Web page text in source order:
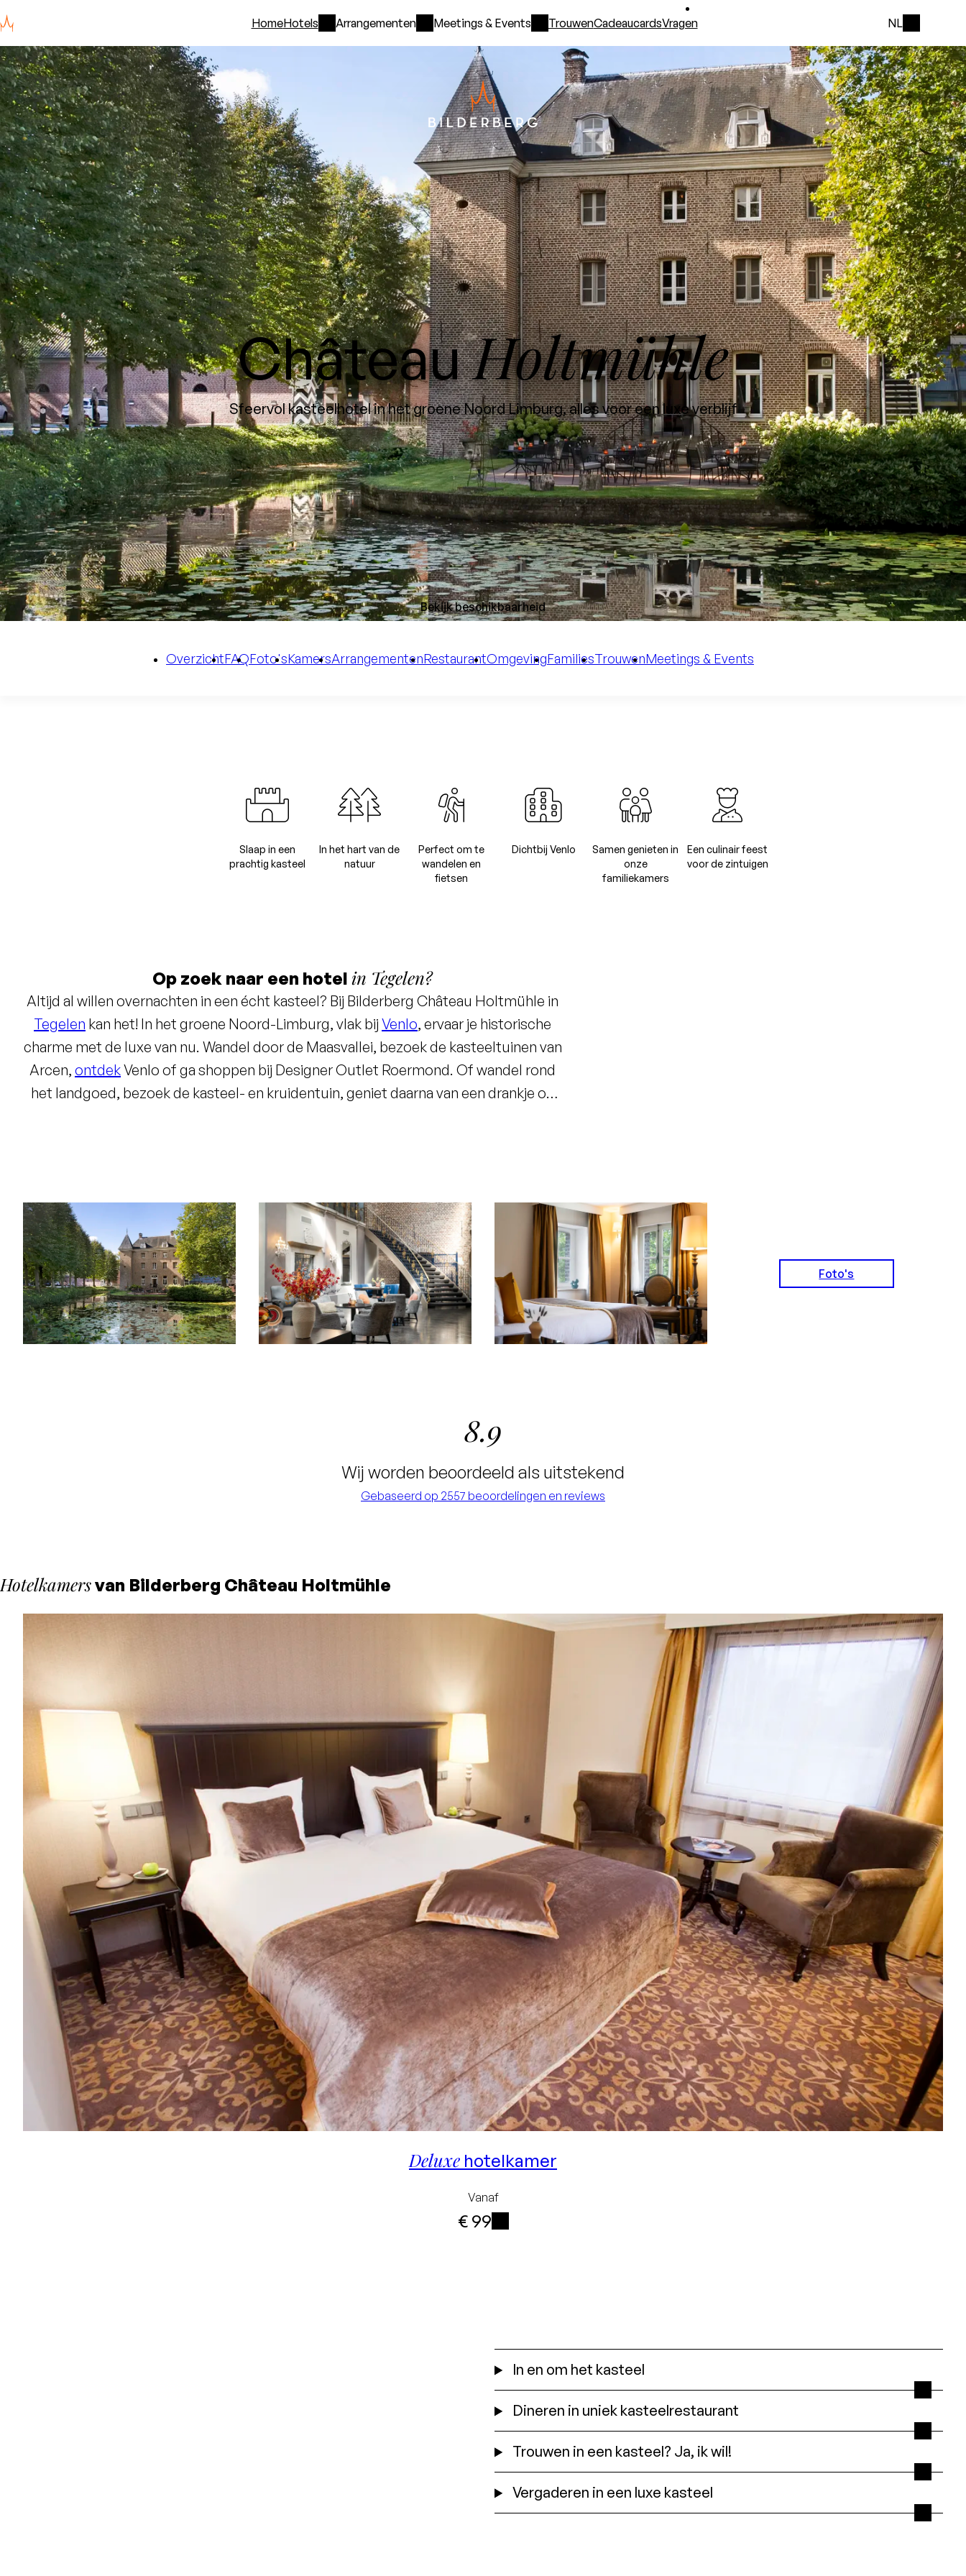
HomeHotels Arrangementen Meetings & Events TrouwenCadeaucardsVragen NL
ChâteauHoltmühle
Sfeervol kasteelhotel in het groene Noord Limburg, alles voor een luxe verblijf
Bekijk beschikbaarheid
OverzichtFAQFoto'sKamersArrangementenRestaurantOmgevingFamiliesTrouwenMeetings & Events
Slaap in een
prachtig kasteel
In het hart van de
natuur
Perfect om te
wandelen en
fietsen
Dichtbij Venlo
Samen genieten in
onze
familiekamers
Een culinair feest
voor de zintuigen
Op zoek naar een hotel in Tegelen?
Altijd al willen overnachten in een écht kasteel? Bij Bilderberg Château Holtmühle in
Tegelen kan het! In het groene Noord-Limburg, vlak bij Venlo, ervaar je historische
charme met de luxe van nu. Wandel door de Maasvallei, bezoek de kasteeltuinen van
Arcen, ontdekVenlo of ga shoppen bij Designer Outlet Roermond. Of wandel rond
het landgoed, bezoek de kasteel- en kruidentuin, geniet daarna van een drankje op
hotelkamers. Voor (zakelijke) groepen is het château zelfsexclusief beschikbaar–
een onvergetelijke ervaring, helemaal voor jezelf!
Foto's
8.9
Wij worden beoordeeld als uitstekend
Gebaseerd op 2557 beoordelingen en reviews
Hotelkamersvan Bilderberg Château Holtmühle
Deluxe hotelkamer
Vanaf
€ 99
In en om het kasteel
Dineren in uniek kasteelrestaurant
Trouwen in een kasteel? Ja, ik wil!
Vergaderen in een luxe kasteel